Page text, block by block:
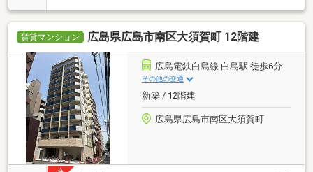
賃貸マンション 広島県広島市南区大須賀町 12階建
広島電鉄白島線 白島駅 徒歩6分
その他の交通
新築 / 12階建
広島県広島市南区大須賀町